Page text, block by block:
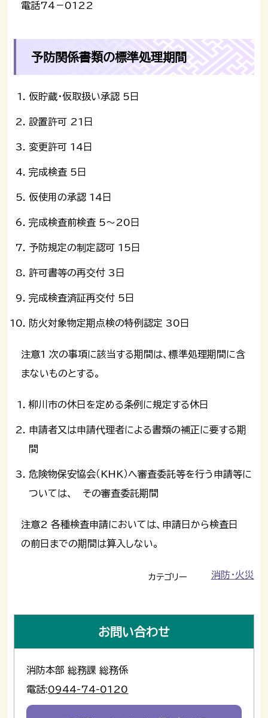
電話74－0122
予防関係書類の標準処理期間
仮貯蔵・仮取扱い承認 5日
設置許可 21日
変更許可 14日
完成検査 5日
仮使用の承認 14日
完成検査前検査 5～20日
予防規定の制定認可 15日
許可書等の再交付 3日
完成検査済証再交付 5日
防火対象物定期点検の特例認定 30日
注意1 次の事項に該当する期間は、標準処理期間に含
まないものとする。
柳川市の休日を定める条例に規定する休日
申請者又は申請代理者による書類の補正に要する期
間
危険物保安協会（KHK）へ審査委託等を行う申請等に
ついては、 その審査委託期間
注意2 各種検査申請においては、申請日から検査日
の前日までの期間は算入しない。
カテゴリー 消防・火災
お問い合わせ
消防本部 総務課 総務係
電話:0944-74-0120